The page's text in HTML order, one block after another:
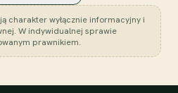
charakter wyłącznie informacyjny i
W indywidualnej sprawie
prawnikiem.